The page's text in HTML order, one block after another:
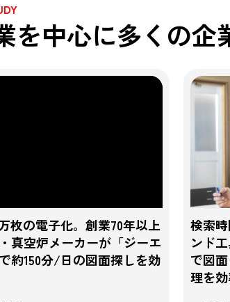
を中心に多くの企
枚の電子化。創業70年以上
真空炉メーカーが「ジーエ
約150分/日の図面探しを効
検索
ンド
で図
理を